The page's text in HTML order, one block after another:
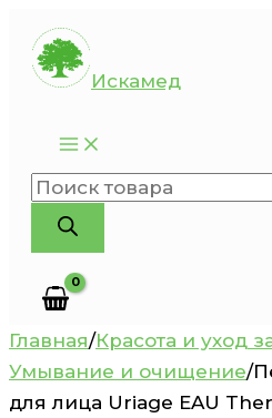
Перейти
содержимому
Искамед
Поиск
товаров
Главная/Красота и уход
Умывание и очищение/
для лица Uriage EAU